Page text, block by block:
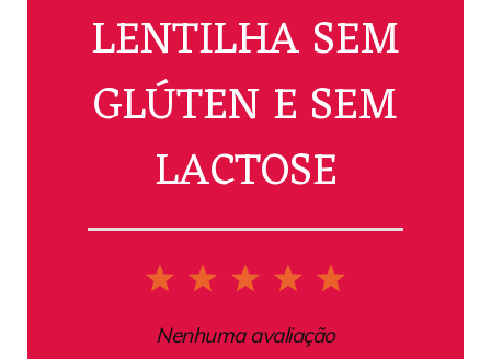
LENTILHA SEM
GLÚTEN E SEM
LACTOSE
5
4
Stars
3
Stars
2
Stars
1
Star
Nenhuma avaliação